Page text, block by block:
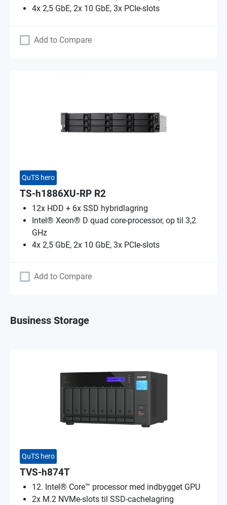
4x 2,5 GbE, 2x 10 GbE, 3x PCIe-slots
Add to Compare
QuTS hero
TS-h1886XU-RP R2
12x HDD + 6x SSD hybridlagring
Intel® Xeon® D quad core-processor, op til 3,2
GHz
4x 2,5 GbE, 2x 10 GbE, 3x PCIe-slots
Add to Compare
Business Storage
QuTS hero
TVS-h874T
12. Intel® Core™ processor med indbygget GPU
2x M.2 NVMe-slots til SSD-cachelagring